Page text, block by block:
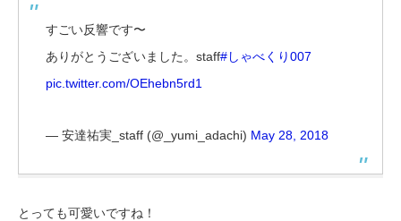
すごい反響です〜
ありがとうございました。staff#しゃべくり007
pic.twitter.com/OEhebn5rd1
— 安達祐実_staff (@_yumi_adachi) May 28, 2018
とっても可愛いですね！